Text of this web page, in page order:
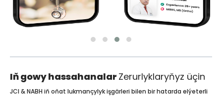
Iň gowy hassahanalar Zerurlyklaryňyz üçin
JCI & NABH iň oňat lukmançylyk işgärleri bilen bir hatarda elýeterli